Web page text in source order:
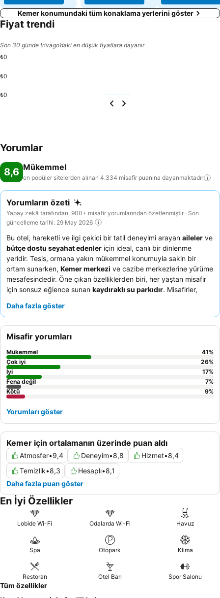
Kemer konumundaki tüm konaklama yerlerini göster
Fiyat trendi
Son 30 günde trivago’daki en düşük fiyatlara dayanır
₺0
₺0
₺0
Yorumlar
8,6 Mükemmel
en popüler sitelerden alınan 4.334 misafir puanına dayanmaktadır
Yorumların özeti
Yapay zekâ tarafından, 900+ misafir yorumlarından özetlenmiştir · Son
güncelleme tarihi: 29 May 2026
Bu otel, hareketli ve ilgi çekici bir tatil deneyimi arayan aileler ve
bütçe dostu seyahat edenler için ideal, canlı bir dinlenme
yeridir. Tesis, ormana yakın mükemmel konumuyla sakin bir
ortam sunarken, Kemer merkezi ve cazibe merkezlerine yürüme
mesafesindedir. Öne çıkan özelliklerden biri, her yaştan misafir
için sonsuz eğlence sunan kaydıraklı su parkıdır. Misafirler,
özellikle de zengin kahvaltı büfesini sürekli olarak övmektedir.
etmeyi düşünebilirsiniz.
Daha fazla göster
Kemer için ortalamanın üzerinde puan aldı
Atmosfer•9,4 Deneyim•8,8 Hizmet•8,4
Temizlik•8,3 Hesaplı•8,1
Daha fazla puan göster
Misafir yorumları
Mükemmel 41%
Çok iyi
26%
İyi
17%
Fena değil
7%
Kötü
9%
Yorumları göster
En İyi Özellikler
Lobide Wi-Fi Odalarda Wi-Fi Havuz
Spa Otopark Klima
Restoran Otel Barı Spor Salonu
Tüm özellikler